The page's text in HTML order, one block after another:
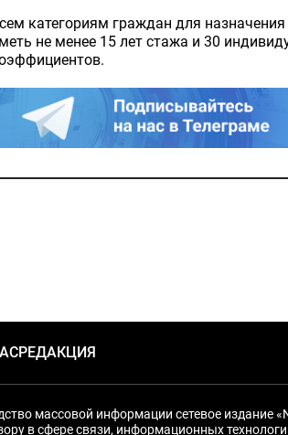
категориям граждан для
не менее 15 лет стажа и 30
РЕДАКЦИЯ
массовой информации сетевое издание
в сфере связи, информационных